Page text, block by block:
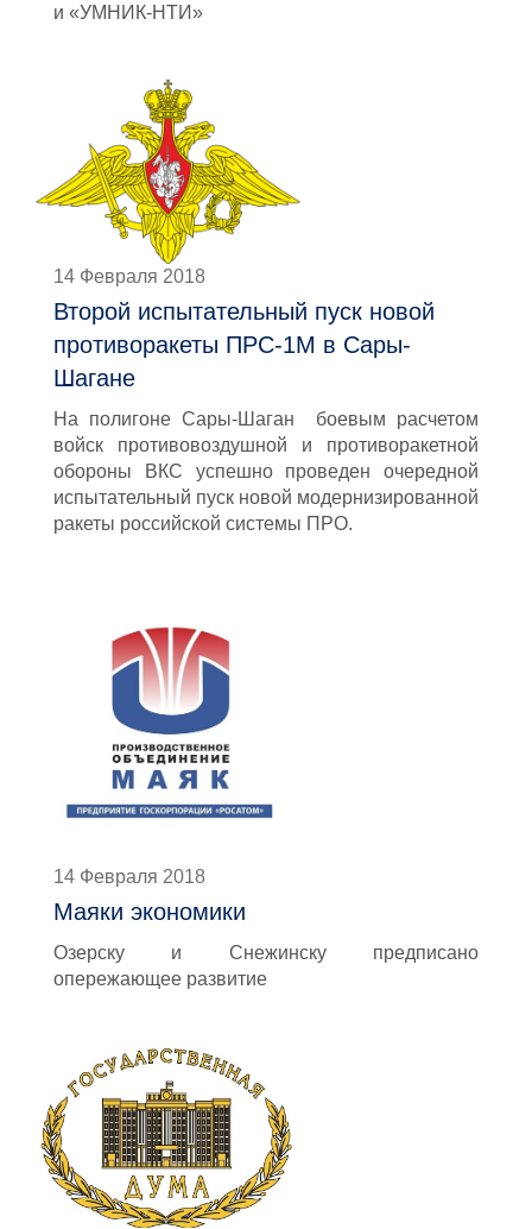
и «УМНИК-НТИ»
14 Февраля 2018
Второй испытательный пуск новой
противоракеты ПРС-1М в Сары-
Шагане
На полигоне Сары-Шаган боевым расчетом
войск противовоздушной и противоракетной
обороны ВКС успешно проведен очередной
испытательный пуск новой модернизированной
ракеты российской системы ПРО.
14 Февраля 2018
Маяки экономики
Озерску и Снежинску предписано
опережающее развитие